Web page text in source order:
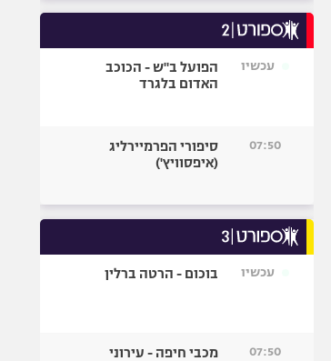
עכשיו
הפועל ב"ש - הכוכב
האדום בלגרד
07:50
סיפורי הפרמיירליג
(איפסוויץ')
עכשיו בוכום - הרטה ברלין
07:50
מכבי חיפה - עירוני